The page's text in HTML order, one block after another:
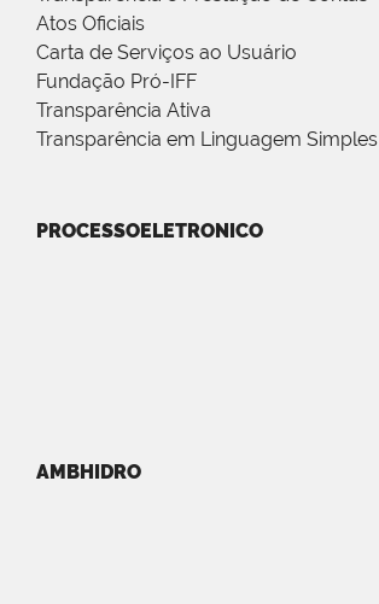
Atos Oficiais
Carta de Serviços ao Usuário
Fundação Pró-IFF
Transparência Ativa
Transparência em Linguagem Simples
PROCESSOELETRONICO
AMBHIDRO